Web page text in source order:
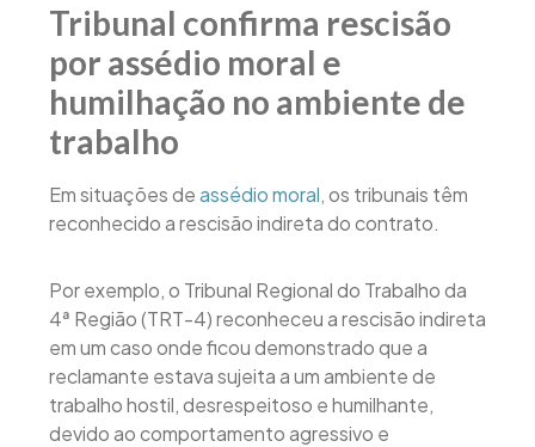
Tribunal confirma rescisão
por assédio moral e
humilhação no ambiente de
trabalho
Em situações deassédio moral, os tribunais têm
reconhecido a rescisão indireta do contrato.
Por exemplo, o Tribunal Regional do Trabalho da
4ª Região (TRT-4) reconheceu a rescisão indireta
em um caso onde ficou demonstrado que a
reclamante estava sujeita a um ambiente de
trabalho hostil, desrespeitoso e humilhante,
devido ao comportamento agressivo e